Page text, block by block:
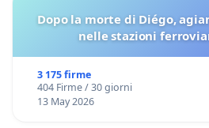
Dopo la morte di Diégo,
nelle stazioni
3 175 firme
404 Firme / 30 giorni
13 May 2026